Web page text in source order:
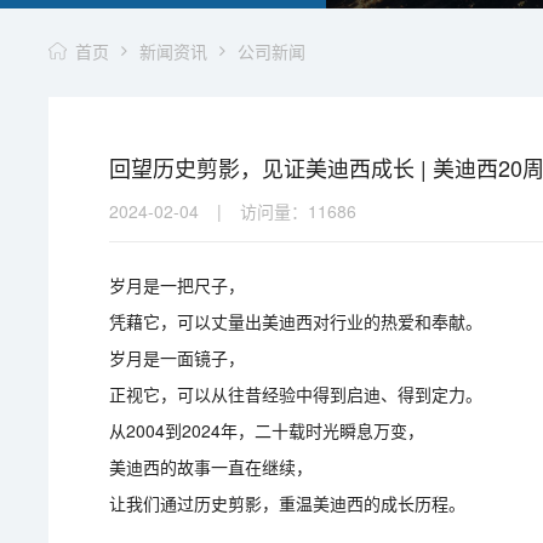
首页 新闻资讯 公司新闻
回望历史剪影，见证美迪西成长 | 美迪西20
2024-02-04 | 访问量： 11686
岁月是一把尺子，
凭藉它，可以丈量出美迪西对行业的热爱和奉献。
岁月是一面镜子，
正视它，可以从往昔经验中得到启迪、得到定力。
从2004到2024年，二十载时光瞬息万变，
美迪西的故事一直在继续，
让我们通过历史剪影，重温美迪西的成长历程。